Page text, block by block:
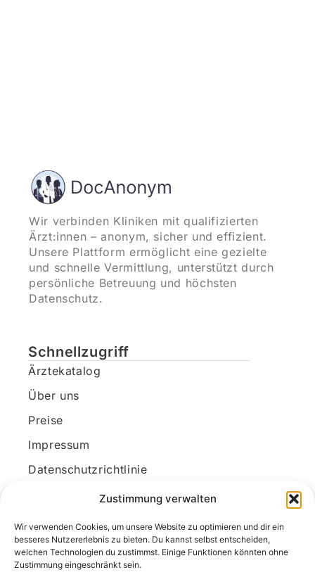
Zustimmung verwalten
Wir verwenden Cookies, um unsere Website zu optimieren und dir ein
besseres Nutzererlebnis zu bieten. Du kannst selbst entscheiden,
welchen Technologien du zustimmst. Einige Funktionen könnten ohne
Zustimmung eingeschränkt sein.
Wir verbinden Kliniken mit qualifizierten
Ärzt:innen – anonym, sicher und effizient.
Unsere Plattform ermöglicht eine gezielte
und schnelle Vermittlung, unterstützt durch
persönliche Betreuung und höchsten
Datenschutz.
Schnellzugriff
Ärztekatalog
Über uns
Preise
Impressum
Datenschutzrichtlinie
Kundenkonto
Unsere Kontaktdaten
E-Mail: kontakt@docanonym.com